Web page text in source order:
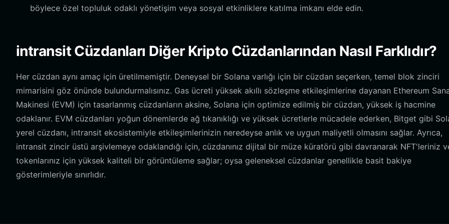
böylece özel topluluk odaklı yönetişim veya sosyal etkinliklere katılma imkanı elde edin.
intransit Cüzdanları Diğer Kripto Cüzdanlarından Nasıl Farklıdır?
Her cüzdan aynı amaç için üretilmemiştir. Deneysel bir Solana varlığı için bir cüzdan seçerken, temel blok zinciri
mimarisini göz önünde bulundurmalısınız. Gas ücreti yüksek akıllı sözleşme etkileşimlerine dayanan Ethereum
Makinesi (EVM) için tasarlanmış cüzdanların aksine, Solana için optimize edilmiş bir cüzdan, yüksek iş hacmine
odaklanır. EVM cüzdanları yoğun dönemlerde ağ tıkanıklığı ve yüksek ücretlerle mücadele ederken, Bitget gibi
yerel cüzdanı, intransit ekosistemiyle etkileşimlerinizin neredeyse anlık ve uygun maliyetli olmasını sağlar. Ayrıca,
intransit zincir üstü arşivlemeye odaklandığı için, cüzdanınız dijital bir müze küratörü gibi davranarak NFT'leriniz
tokenlarınız için yüksek kaliteli bir görüntüleme sağlar; oysa geleneksel cüzdanlar genellikle basit bakiye
gösterimleriyle sınırlıdır.